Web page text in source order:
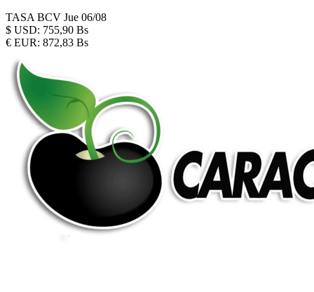
TASA BCV Jue 06/08
$ USD: 755,90 Bs
€ EUR: 872,83 Bs